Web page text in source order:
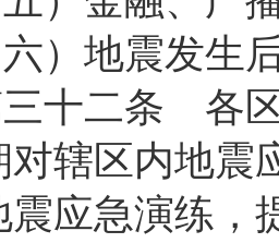
六）地震发生
十二条 各
对辖区内地震
震应急演练，